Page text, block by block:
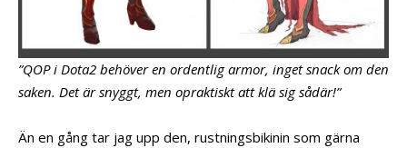
”QOP i Dota2 behöver en ordentlig armor, inget snack om den
saken. Det är snyggt, men opraktiskt att klä sig sådär!”
Än en gång tar jag upp den, rustningsbikinin som gärna